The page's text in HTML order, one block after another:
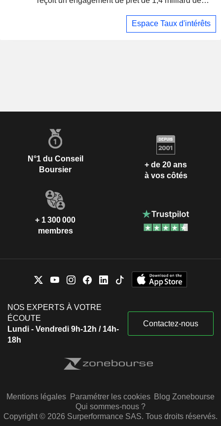
Espace Taux d'intérêts
N°1 du Conseil
Boursier
+ de 20 ans
à vos côtés
+ 1 300 000
membres
NOS EXPERTS À VOTRE
ÉCOUTE
Lundi - Vendredi 9h-12h / 14h-
18h
Contactez-nous
Mentions légales Paramétrer les cookies Blog Zonebourse
Qui sommes-nous ?
Copyright © 2026 Surperformance SAS. Tous droits réservés.